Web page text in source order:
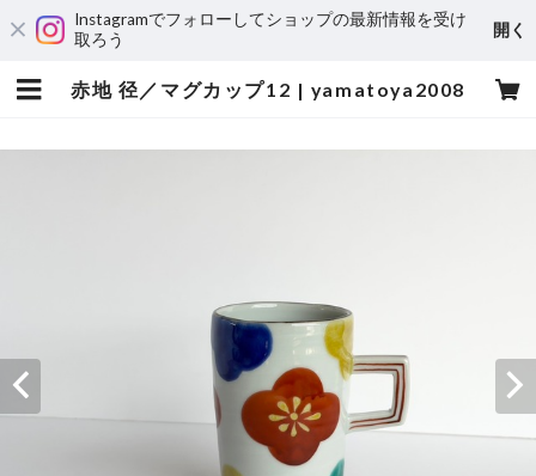
Instagramでフォローしてショップの最新情報を受け
取ろう
開く
赤地 径／マグカップ12 | yamatoya2008